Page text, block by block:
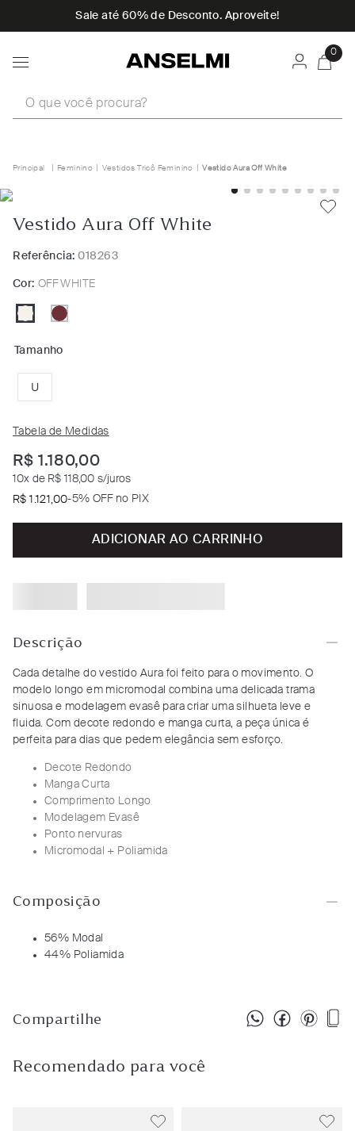
Sale até 60% de Desconto. Aproveite!
0
Feminino Vestidos Tricô Feminino Vestido Aura Off White
Vestido Aura Off White
Referência: 018263
Cor: OFF WHITE
Tamanho
U
Tabela de Medidas
R$ 1.180,00
10x de R$ 118,00 s/juros
R$ 1 .121,00-5% OFF no PIX
ADICIONAR AO CARRINHO
Descrição
Cada detalhe do vestido Aura foi feito para o movimento. O
modelo longo em micromodal combina uma delicada trama
sinuosa e modelagem evasê para criar uma silhueta leve e
fluida. Com decote redondo e manga curta, a peça única é
perfeita para dias que pedem elegância sem esforço.
Decote Redondo
Manga Curta
Comprimento Longo
Modelagem Evasê
Ponto nervuras
Micromodal + Poliamida
Composição
56% Modal
44% Poliamida
Compartilhe
Recomendado para você